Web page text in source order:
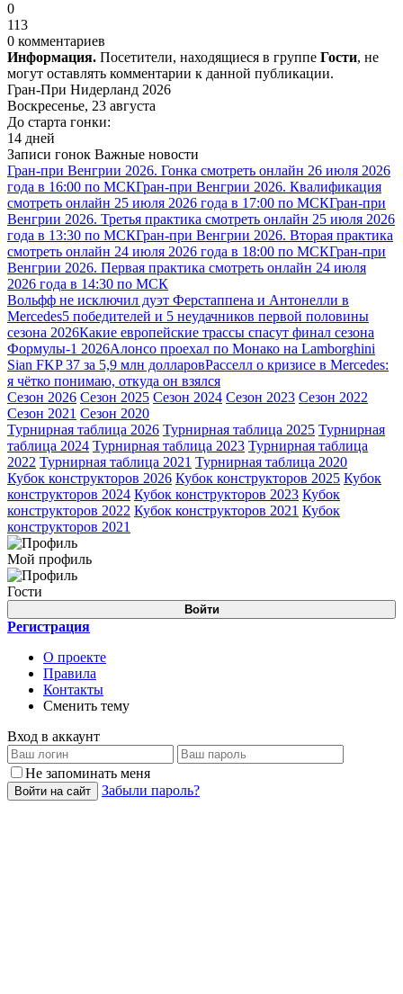
0
113
0 комментариев
Информация. Посетители, находящиеся в группе Гости, не
могут оставлять комментарии к данной публикации.
Гран-При Нидерланд 2026
Воскресенье, 23 августа
До старта гонки:
14 дней
Записи гонок Важные новости
Гран-при Венгрии 2026. Гонка смотреть онлайн 26 июля 2026
года в 16:00 по МСКГран-при Венгрии 2026. Квалификация
смотреть онлайн 25 июля 2026 года в 17:00 по МСКГран-при
Венгрии 2026. Третья практика смотреть онлайн 25 июля 2026
года в 13:30 по МСКГран-при Венгрии 2026. Вторая практика
смотреть онлайн 24 июля 2026 года в 18:00 по МСКГран-при
Венгрии 2026. Первая практика смотреть онлайн 24 июля
2026 года в 14:30 по МСК
Вольфф не исключил дуэт Ферстаппена и Антонелли в
Mercedes5 победителей и 5 неудачников первой половины
сезона 2026Какие европейские трассы спасут финал сезона
Формулы-1 2026Алонсо проехал по Монако на Lamborghini
Sian FKP 37 за 5,9 млн долларовРасселл о кризисе в Mercedes:
я чётко понимаю, откуда он взялся
Сезон 2026 Сезон 2025 Сезон 2024 Сезон 2023 Сезон 2022
Сезон 2021 Сезон 2020
Турнирная таблица 2026 Турнирная таблица 2025 Турнирная
таблица 2024 Турнирная таблица 2023 Турнирная таблица
2022 Турнирная таблица 2021 Турнирная таблица 2020
Кубок конструкторов 2026 Кубок конструкторов 2025 Кубок
конструкторов 2024 Кубок конструкторов 2023 Кубок
конструкторов 2022 Кубок конструкторов 2021 Кубок
конструкторов 2021
Мой профиль
Гости
Войти
Регистрация
О проекте
Правила
Контакты
Сменить тему
Вход в аккаунт
Не запоминать меня
Войти на сайт Забыли пароль?